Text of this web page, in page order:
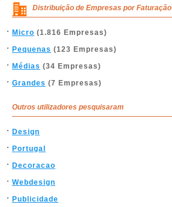
Distribuição de Empresas por Faturação
Micro (1.816 Empresas)
Pequenas (123 Empresas)
Médias (34 Empresas)
Grandes (7 Empresas)
Outros utilizadores pesquisaram
Design
Portugal
Decoracao
Webdesign
Publicidade